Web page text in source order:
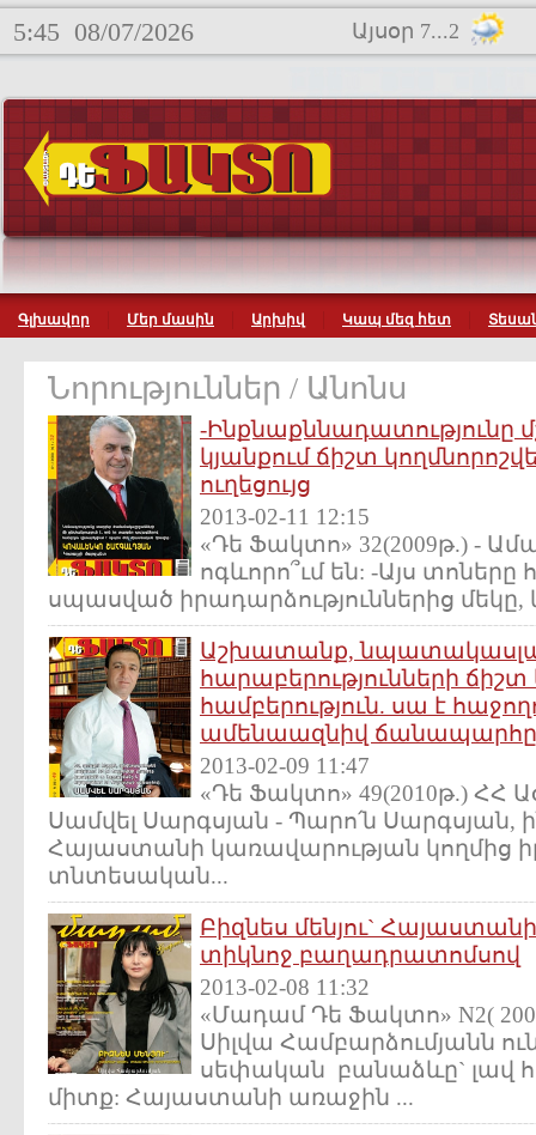
5:45 08/07/2026 Այսօր 7...2
Գլխավոր Մեր մասին Արխիվ Կապ մեզ հետ
Նորություններ / Անոնս
-Ինքնաքննադատությունը
կյանքում ճիշտ
ուղեցույց
2013-02-11 12:15
«Դե Ֆակտո» 32(2009թ.) -
ոգևորո՞ւմ են: -Այս
սպասված իրադարձություններից
Աշխատանք,
հարաբերությունների
համբերություն. սա է
ամենաազնիվ ճանապարհը
2013-02-09 11:47
«Դե Ֆակտո» 49(2010թ.)
Սամվել Սարգսյան - Պարո՛ն Սարգսյան,
Հայաստանի կառավարության կողմից
տնտեսական...
Բիզնես մենյու`
տիկնոջ բաղադրատոմսով
2013-02-08 11:32
«Մադամ Դե Ֆակտո» N2(
Սիլվա Համբարձումյանն
սեփական բանաձևը` լավ
միտք: Հայաստանի առաջին ...